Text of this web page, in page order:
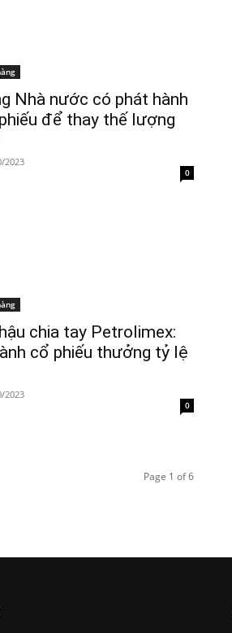
Nhà nước có phát hành
để thay thế lượng
2023
0
chia tay Petrolimex:
cổ phiếu thưởng tỷ lệ
2023
0
Page 1 of 6